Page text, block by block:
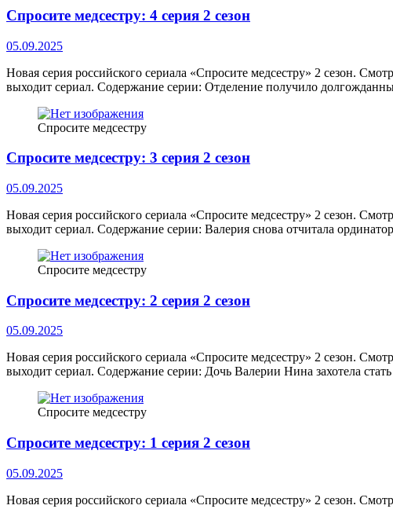
Спросите медсестру: 4 серия 2 сезон
05.09.2025
Новая серия российского сериала «Спросите медсестру» 2 сезон.
выходит сериал. Содержание серии: Отделение получило
Спросите медсестру
Спросите медсестру: 3 серия 2 сезон
05.09.2025
Новая серия российского сериала «Спросите медсестру» 2 сезон.
выходит сериал. Содержание серии: Валерия снова отчитала
Спросите медсестру
Спросите медсестру: 2 серия 2 сезон
05.09.2025
Новая серия российского сериала «Спросите медсестру» 2 сезон.
выходит сериал. Содержание серии: Дочь Валерии Нина захотела
Спросите медсестру
Спросите медсестру: 1 серия 2 сезон
05.09.2025
Новая серия российского сериала «Спросите медсестру» 2 сезон.